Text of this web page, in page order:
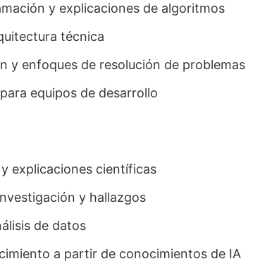
y explicaciones de algoritmos
técnica
y enfoques de resolución de problemas
equipos de desarrollo
explicaciones científicas
y hallazgos
de datos
a partir de conocimientos de IA